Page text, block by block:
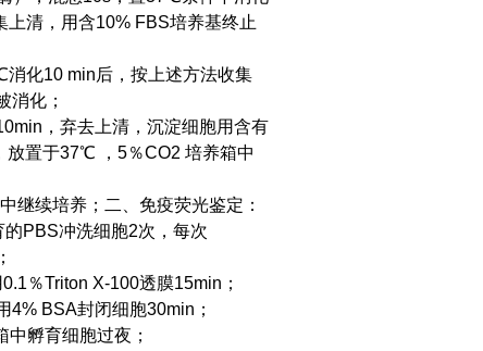
清，用含10% FBS培养基终止
化10 min后，按上述方法收集
消化；
，弃去上清，沉淀细胞用含有
放置于37℃ ，5％CO2 培养箱中
继续培养； 二、免疫荧光鉴定：
PBS冲洗细胞2次，每次
％Triton X-100透膜15min；
BSA封闭细胞30min；
孵育细胞过夜；